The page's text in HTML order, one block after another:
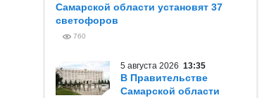
Самарской области установят 37
светофоров
760
5 августа 2026 13:35
В Правительстве
Самарской области